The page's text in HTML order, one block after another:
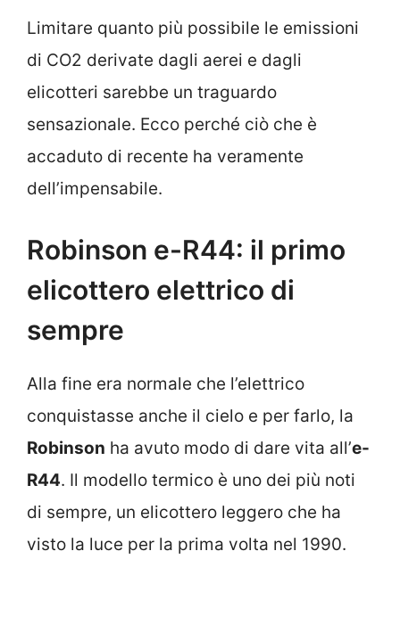
Limitare quanto più possibile le emissioni
di CO2 derivate dagli aerei e dagli
elicotteri sarebbe un traguardo
sensazionale. Ecco perché ciò che è
accaduto di recente ha veramente
dell’impensabile.
Robinson e-R44: il primo
elicottero elettrico di
sempre
Alla fine era normale che l’elettrico
conquistasse anche il cielo e per farlo, la
Robinson ha avuto modo di dare vita all’e-
R44. Il modello termico è uno dei più noti
di sempre, un elicottero leggero che ha
visto la luce per la prima volta nel 1990.